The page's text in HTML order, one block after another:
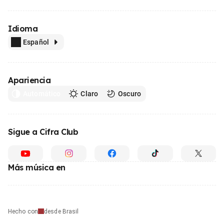
Idioma
Español
Apariencia
Claro Oscuro
Sigue a Cifra Club
Más música en
Hecho con desde Brasil